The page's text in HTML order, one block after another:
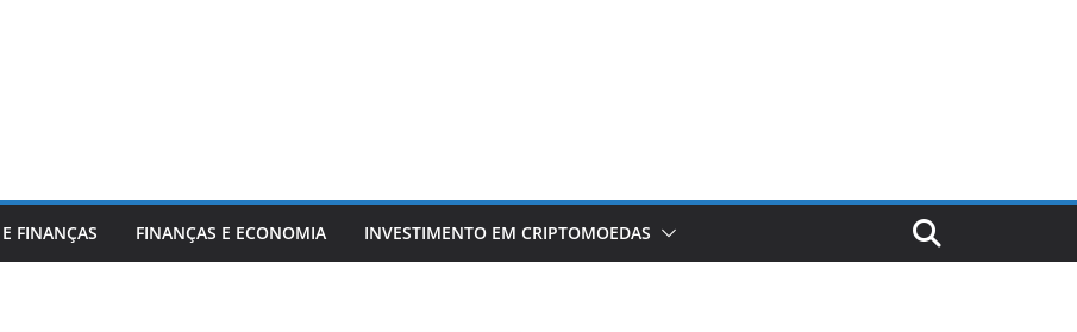
FINANÇAS FINANÇAS E ECONOMIA INVESTIMENTO EM CRIPTOMOEDAS